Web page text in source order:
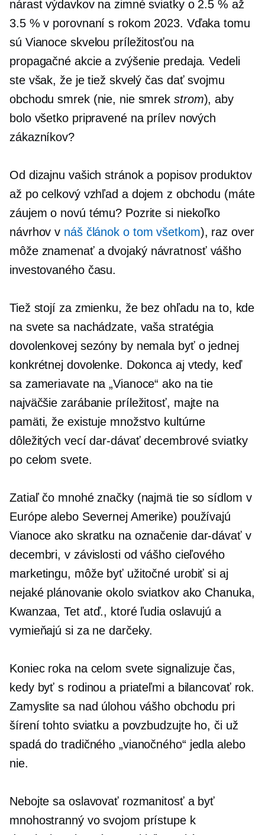
nárast výdavkov na zimné sviatky o 2.5 % až
3.5 % v porovnaní s rokom 2023. Vďaka tomu
sú Vianoce skvelou príležitosťou na
propagačné akcie a zvýšenie predaja. Vedeli
ste však, že je tiež skvelý čas dať svojmu
obchodu smrek (nie, nie smrek strom), aby
bolo všetko pripravené na prílev nových
zákazníkov?
Od dizajnu vašich stránok a popisov produktov
až po celkový vzhľad a dojem z obchodu (máte
záujem o novú tému? Pozrite si niekoľko
návrhov v náš článok o tom všetkom), raz over
môže znamenať advojakýnávratnosť vášho
investovaného času.
Tiež stojí za zmienku, že bez ohľadu na to, kde
na svete sa nachádzate, vaša stratégia
dovolenkovej sezóny by nemala byť o jednej
konkrétnej dovolenke. Dokonca aj vtedy, keď
sa zameriavate na „Vianoce“ ako na tie
najväčšie zarábanie príležitosť, majte na
pamäti, že existuje množstvo kultúrne
dôležitých vecídar-dávaťdecembrové sviatky
po celom svete.
Zatiaľ čo mnohé značky (najmä tie so sídlom v
Európe alebo Severnej Amerike) používajú
Vianoce ako skratku na označenie dar-dávaťv
decembri, v závislosti od vášho cieľového
marketingu, môže byť užitočné urobiť si aj
nejaké plánovanie okolo sviatkov ako Chanuka,
Kwanzaa, Tet atď., ktoré ľudia oslavujú a
vymieňajú si za ne darčeky.
Koniec roka na celom svete signalizuje čas,
kedy byť s rodinou a priateľmi a bilancovať rok.
Zamyslite sa nad úlohou vášho obchodu pri
šírení tohto sviatku a povzbudzujte ho, či už
spadá do tradičného „vianočného“ jedla alebo
nie.
Nebojte sa oslavovať rozmanitosť a byť
mnohostranný vo svojom prístupe k